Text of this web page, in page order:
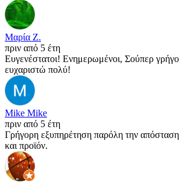
Μαρία Ζ.
πριν από 5 έτη
Ευγενέστατοι! Ενημερωμένοι, Σούπερ
ευχαριστώ πολύ!
Mike Mike
πριν από 5 έτη
Γρήγορη εξυπηρέτηση παρόλη την
και προϊόν.